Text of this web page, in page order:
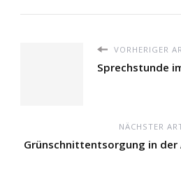
VORHERIGER
Sprechstunde
NÄCHSTER
Grünschnittentsorgung in der